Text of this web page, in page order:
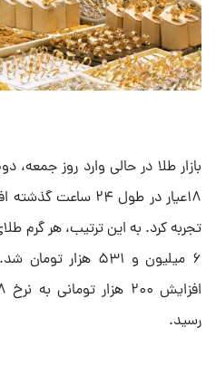
بازار طلا در حالی وارد روز
رسید.